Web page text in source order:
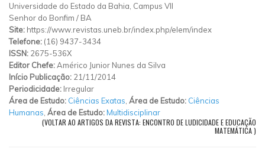
Universidade do Estado da Bahia, Campus VII
Senhor do Bonfim / BA
Site: https://www.revistas.uneb.br/index.php/elem/index
Telefone: (16) 9437-3434
ISSN: 2675-536X
Editor Chefe:Américo Junior Nunes da Silva
Início Publicação: 21/11/2014
Periodicidade: Irregular
Área de Estudo: Ciências Exatas Área de Estudo: Ciências
Humanas Área de Estudo:Multidisciplinar
(VOLTAR AO ARTIGOS DA REVISTA: ENCONTRO DE LUDICIDADE E EDUCAÇÃO
MATEMÁTICA )